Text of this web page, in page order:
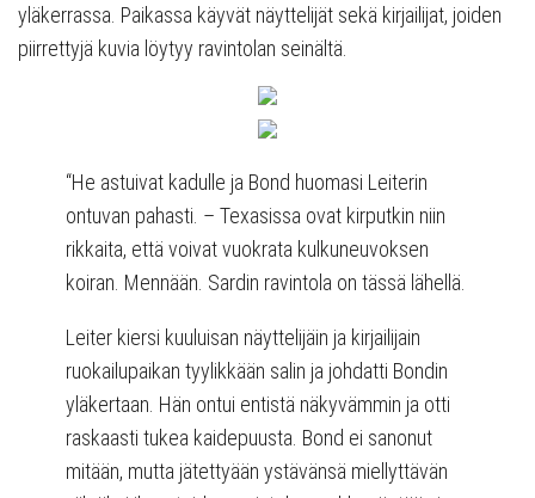
yläkerrassa. Paikassa käyvät näyttelijät sekä kirjailijat, joiden
piirrettyjä kuvia löytyy ravintolan seinältä.
“He astuivat kadulle ja Bond huomasi Leiterin
ontuvan pahasti. – Texasissa ovat kirputkin niin
rikkaita, että voivat vuokrata kulkuneuvoksen
koiran. Mennään. Sardin ravintola on tässä lähellä.
Leiter kiersi kuuluisan näyttelijäin ja kirjailijain
ruokailupaikan tyylikkään salin ja johdatti Bondin
yläkertaan. Hän ontui entistä näkyvämmin ja otti
raskaasti tukea kaidepuusta. Bond ei sanonut
mitään, mutta jätettyään ystävänsä miellyttävän